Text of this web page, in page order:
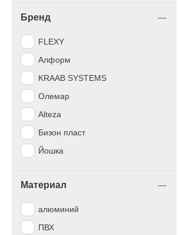
Бренд
FLEXY
Алформ
KRAAB SYSTEMS
Олемар
Alteza
Бизон пласт
Йошка
Материал
алюминий
ПВХ